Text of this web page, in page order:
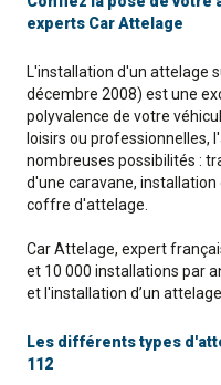
experts Car Attelage
L'installation d'un attelage
décembre 2008) est une
polyvalence de votre
loisirs ou professionnelles,
nombreuses possibilités :
d'une caravane,
coffre d'attelage.
Car Attelage, expert
et 10 000 installations par
et l'installation d’un
Les différents types
112